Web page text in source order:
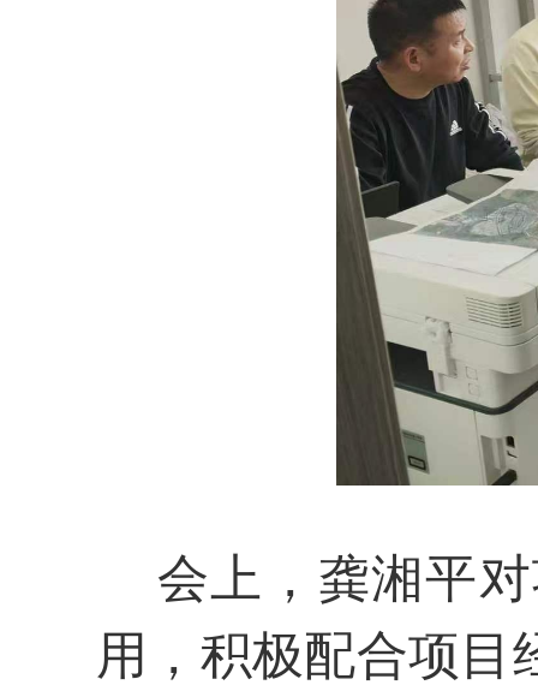
会上，龚湘平
用，积极配合项目